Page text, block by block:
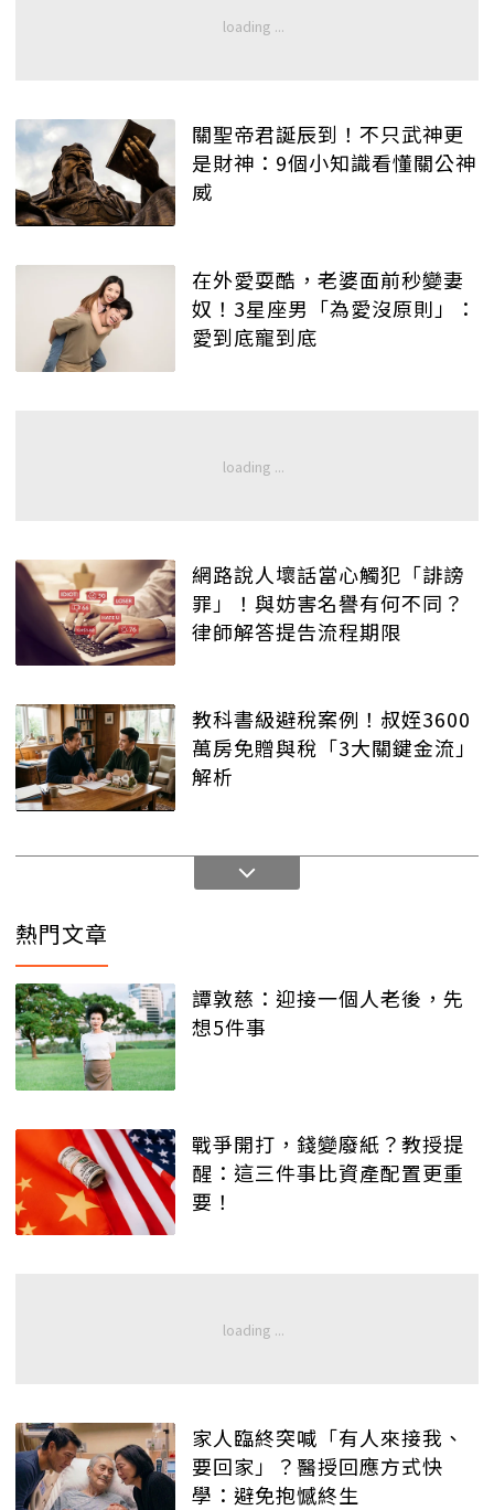
關聖帝君誕辰到！不只武神更
是財神：9個小知識看懂關公神
威
在外愛耍酷，老婆面前秒變妻
奴！3星座男「為愛沒原則」：
愛到底寵到底
網路說人壞話當心觸犯「誹謗
罪」！與妨害名譽有何不同？
律師解答提告流程期限
教科書級避稅案例！叔姪3600
萬房免贈與稅「3大關鍵金流」
解析
熱門文章
譚敦慈：迎接一個人老後，先
想5件事
戰爭開打，錢變廢紙？教授提
醒：這三件事比資產配置更重
要！
家人臨終突喊「有人來接我、
要回家」？醫授回應方式快
學：避免抱憾終生